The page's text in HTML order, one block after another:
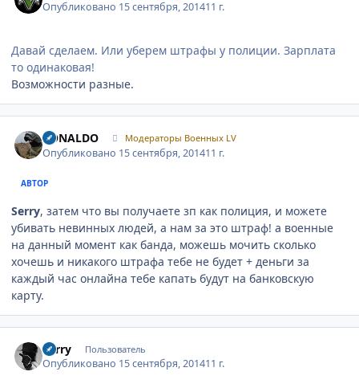
Опубликовано 15 сентября, 201411 г.
Давай сделаем. Или уберем штрафы у полиции. Зарплата
то одинаковая!
Возможности разные.
RONALDO Модераторы Военных LV
Опубликовано 15 сентября, 201411 г.
АВТОР
Serry, затем что вы получаете зп как полиция, и можете
убивать невинных людей, а нам за это штраф! а военные
на данный момент как банда, можешь мочить сколько
хочешь и никакого штрафа тебе не будет + деньги за
каждый час онлайна тебе капать будут на банковскую
карту.
Serry Пользователь
Опубликовано 15 сентября, 201411 г.